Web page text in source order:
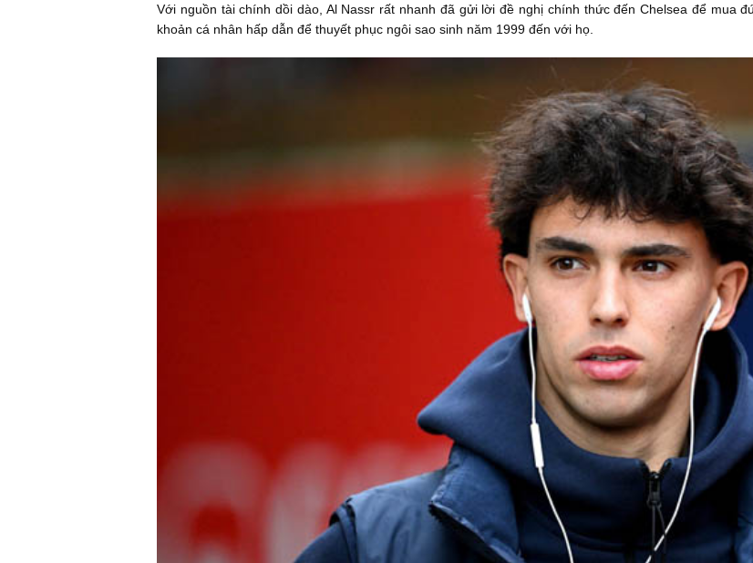
Với nguồn tài chính dồi dào, Al Nassr rất nhanh đã gửi lời đề nghị chính thức đến Chelsea để mua
khoản cá nhân hấp dẫn để thuyết phục ngôi sao sinh năm 1999 đến với họ.